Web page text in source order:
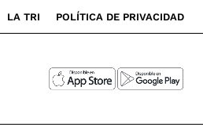
LA TRI POLÍTICA DE PRIVACIDAD